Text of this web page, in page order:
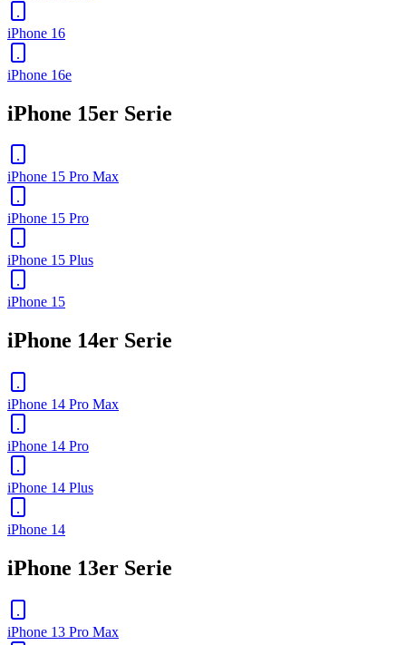
iPhone 16
iPhone 16e
iPhone 15er Serie
iPhone 15 Pro Max
iPhone 15 Pro
iPhone 15 Plus
iPhone 15
iPhone 14er Serie
iPhone 14 Pro Max
iPhone 14 Pro
iPhone 14 Plus
iPhone 14
iPhone 13er Serie
iPhone 13 Pro Max